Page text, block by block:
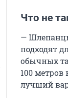
Что не
—
подходят
обычных
100
лучший